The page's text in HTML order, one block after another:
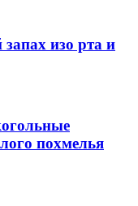
изо рта и
похмелья